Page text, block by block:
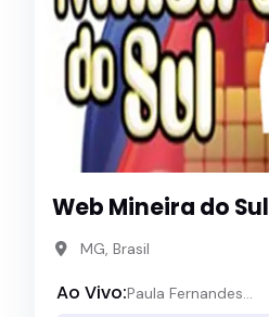
Web Mineira do Sul
MG, Brasil
Ao Vivo:Paula Fernandes...